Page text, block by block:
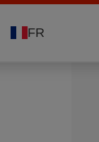
FR